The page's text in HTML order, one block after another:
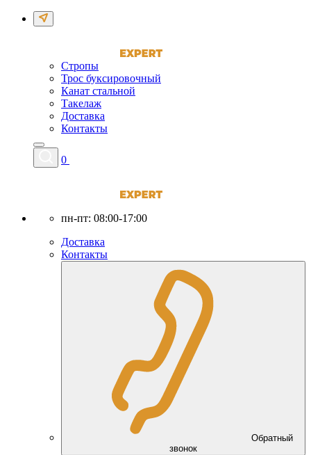
Стропы
Трос буксировочный
Канат стальной
Такелаж
Доставка
Контакты
0
пн-пт: 08:00-17:00
Доставка
Контакты
Обратный
звонок